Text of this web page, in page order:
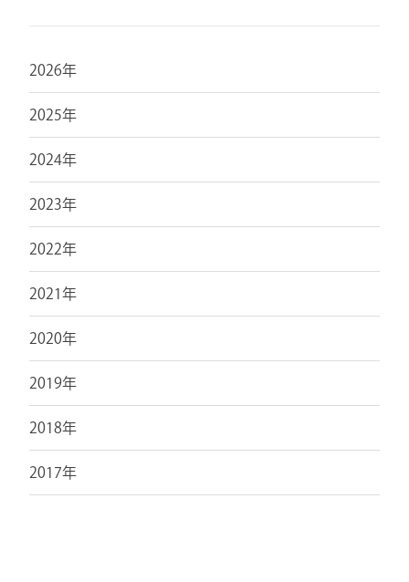
2026年
2025年
2024年
2023年
2022年
2021年
2020年
2019年
2018年
2017年